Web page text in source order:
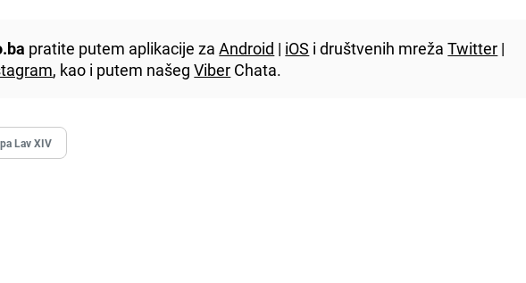
pratite putem aplikacije zaAndroid | iOS i društvenih mrežaTwitter |
, kao i putem našegViber Chata.
Lav XIV